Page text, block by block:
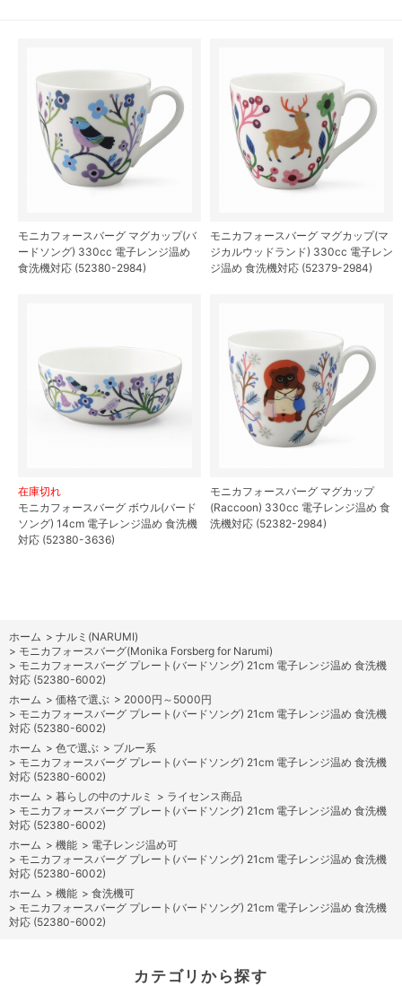
モニカフォースバーグ マグカップ(バ
ードソング) 330cc 電子レンジ温め
食洗機対応 (52380-2984)
モニカフォースバーグ マグカップ(マ
ジカルウッドランド) 330cc 電子レン
ジ温め 食洗機対応 (52379-2984)
在庫切れ
モニカフォースバーグ ボウル(バード
ソング) 14cm 電子レンジ温め 食洗機
対応 (52380-3636)
モニカフォースバーグ マグカップ
(Raccoon) 330cc 電子レンジ温め 食
洗機対応 (52382-2984)
ホーム > ナルミ(NARUMI)
> モニカフォースバーグ(Monika Forsberg for Narumi)
> モニカフォースバーグ プレート(バードソング) 21cm 電子レンジ温め 食洗機
対応 (52380-6002)
ホーム > 価格で選ぶ > 2000円～5000円
> モニカフォースバーグ プレート(バードソング) 21cm 電子レンジ温め 食洗機
対応 (52380-6002)
ホーム > 色で選ぶ > ブルー系
> モニカフォースバーグ プレート(バードソング) 21cm 電子レンジ温め 食洗機
対応 (52380-6002)
ホーム > 暮らしの中のナルミ > ライセンス商品
> モニカフォースバーグ プレート(バードソング) 21cm 電子レンジ温め 食洗機
対応 (52380-6002)
ホーム > 機能 > 電子レンジ温め可
> モニカフォースバーグ プレート(バードソング) 21cm 電子レンジ温め 食洗機
対応 (52380-6002)
ホーム > 機能 > 食洗機可
> モニカフォースバーグ プレート(バードソング) 21cm 電子レンジ温め 食洗機
対応 (52380-6002)
カテゴリから探す